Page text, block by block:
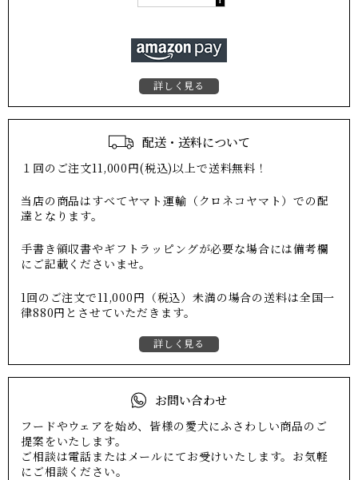
詳しく見る
配送・送料について
１回のご注文11,000円(税込)以上で送料無料！
当店の商品はすべてヤマト運輸（クロネコヤマト）での配
達となります。
手書き領収書やギフトラッピングが必要な場合には備考欄
にご記載くださいませ。
1回のご注文で11,000円（税込）未満の場合の送料は全国一
律880円とさせていただきます。
詳しく見る
お問い合わせ
フードやウェアを始め、皆様の愛犬にふさわしい商品のご
提案をいたします。
ご相談は電話またはメールにてお受けいたします。お気軽
にご相談ください。